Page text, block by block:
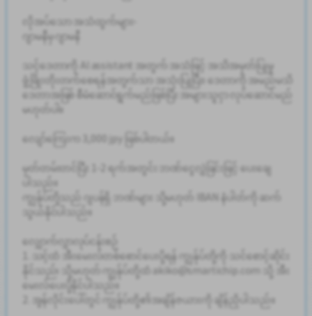
လိုအပ်သော အသံထွက်များ-
ဂျာမနီမှ ဂျာမနီ
သင့်ဒေတာကို Al assistant အတွက် အသံဖြင့် အသိအမှတ်ပြုမှု
ဖွံ့ဖြိုးတိုးတက်စေရန်အတွက်သာ အသုံးပြုပြီး၊ ဒေတာကို အမည်မသိ
ဒေတာအဖြစ် စီမံဆောင်ရွက်မည်ဖြစ်ပြီး အများသူငှာ လုပ်ဆောင်မည်
မဟုတ်ပါ။
လျော်ကြေးက 3,000 jpy ဖြစ်ပါတယ်။
မှတ်တမ်းတင်ပြီး 1-2 ရက်အတွင်း ဘဏ်ငွေလွှဲခြင်းဖြင့် ပေးချေ
ပါသည်။
ကျွန်ုပ်တို့သည် ဂျပန်ရှိ ဘဏ်များ သို့မဟုတ် IBAN နံပါတ်ကို ဆက်
သွယ်နိုင်ပါသည်။
လျှောက်လွှာလုပ်ငန်းစဉ်
1. သင့်ထံ အီးမေးလ်တစ်စောင်ပေးပို့ရန် ကျွန်ုပ်တို့ကို သင်စောင့်ဆိုင်း
နိုင်သည်၊ သို့မဟုတ် ကျွန်ုပ်တို့ထံ akiko@smartichip.com သို့ အီး
မေးလ်ပေးပို့နိုင်ပါသည်။
2. အွန်လိုင်းပေါ်တွင် ကျွန်ုပ်တို့၏အချိန်ဇယားကို ချိန်ညှိပါသည်။